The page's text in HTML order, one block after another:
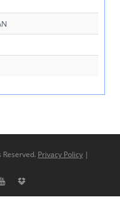
Reserved. Privacy Policy |